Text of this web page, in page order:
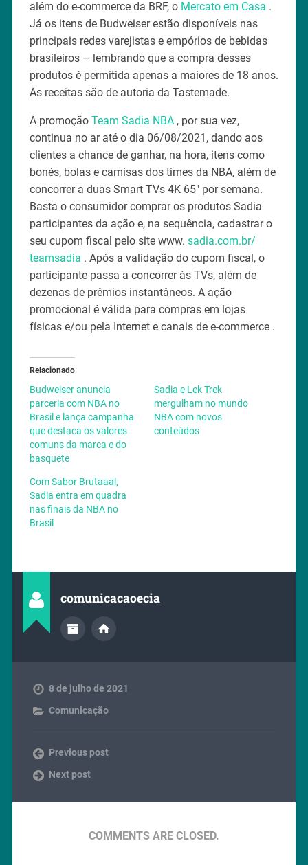
além do e-commerce da BRF, o Mercato em Casa .
Já os itens de Budweiser estão disponíveis nas
principais redes varejistas e empórios de bebidas
brasileiros – lembrando que a compra desses
produtos é permitida apenas a maiores de 18 anos.
As receitas são de autoria da Tastemade.
A promoção Team Sadia NBA , por sua vez,
continua no ar até o dia 06/08/2021, dando aos
clientes a chance de ganhar, na hora, itens como
bonés, bolas e camisas dos times da NBA, além de
concorrer a duas Smart TVs 4K 65″ por semana.
Basta o consumidor comprar os produtos Sadia
participantes da ação e, na sequência, cadastrar o
seu cupom fiscal pelo site www. sadia.com.br/
teamsadia . Após a validação do cupom fiscal, o
participante passa a concorrer às TVs, além de
dezenas de prêmios instantâneos. A ação
promocional é válida para compras em lojas
físicas e/ou pela Internet e canais de e-commerce .
Relacionado
Budweiser anuncia
parceria com NBA no
Brasil e lança campanha
que destaca os valores
comuns da marca e do
basquete
Sadia e Lek Trek
mergulham no mundo
NBA com novos
conteúdos
Com Sabor Brutaaal,
Sadia entra em quadra
nas finais da NBA no
Brasil
comunicacaoecia
8 de julho de 2021
Comunicação
Previous post
Next post
COMMENTS ARE CLOSED.